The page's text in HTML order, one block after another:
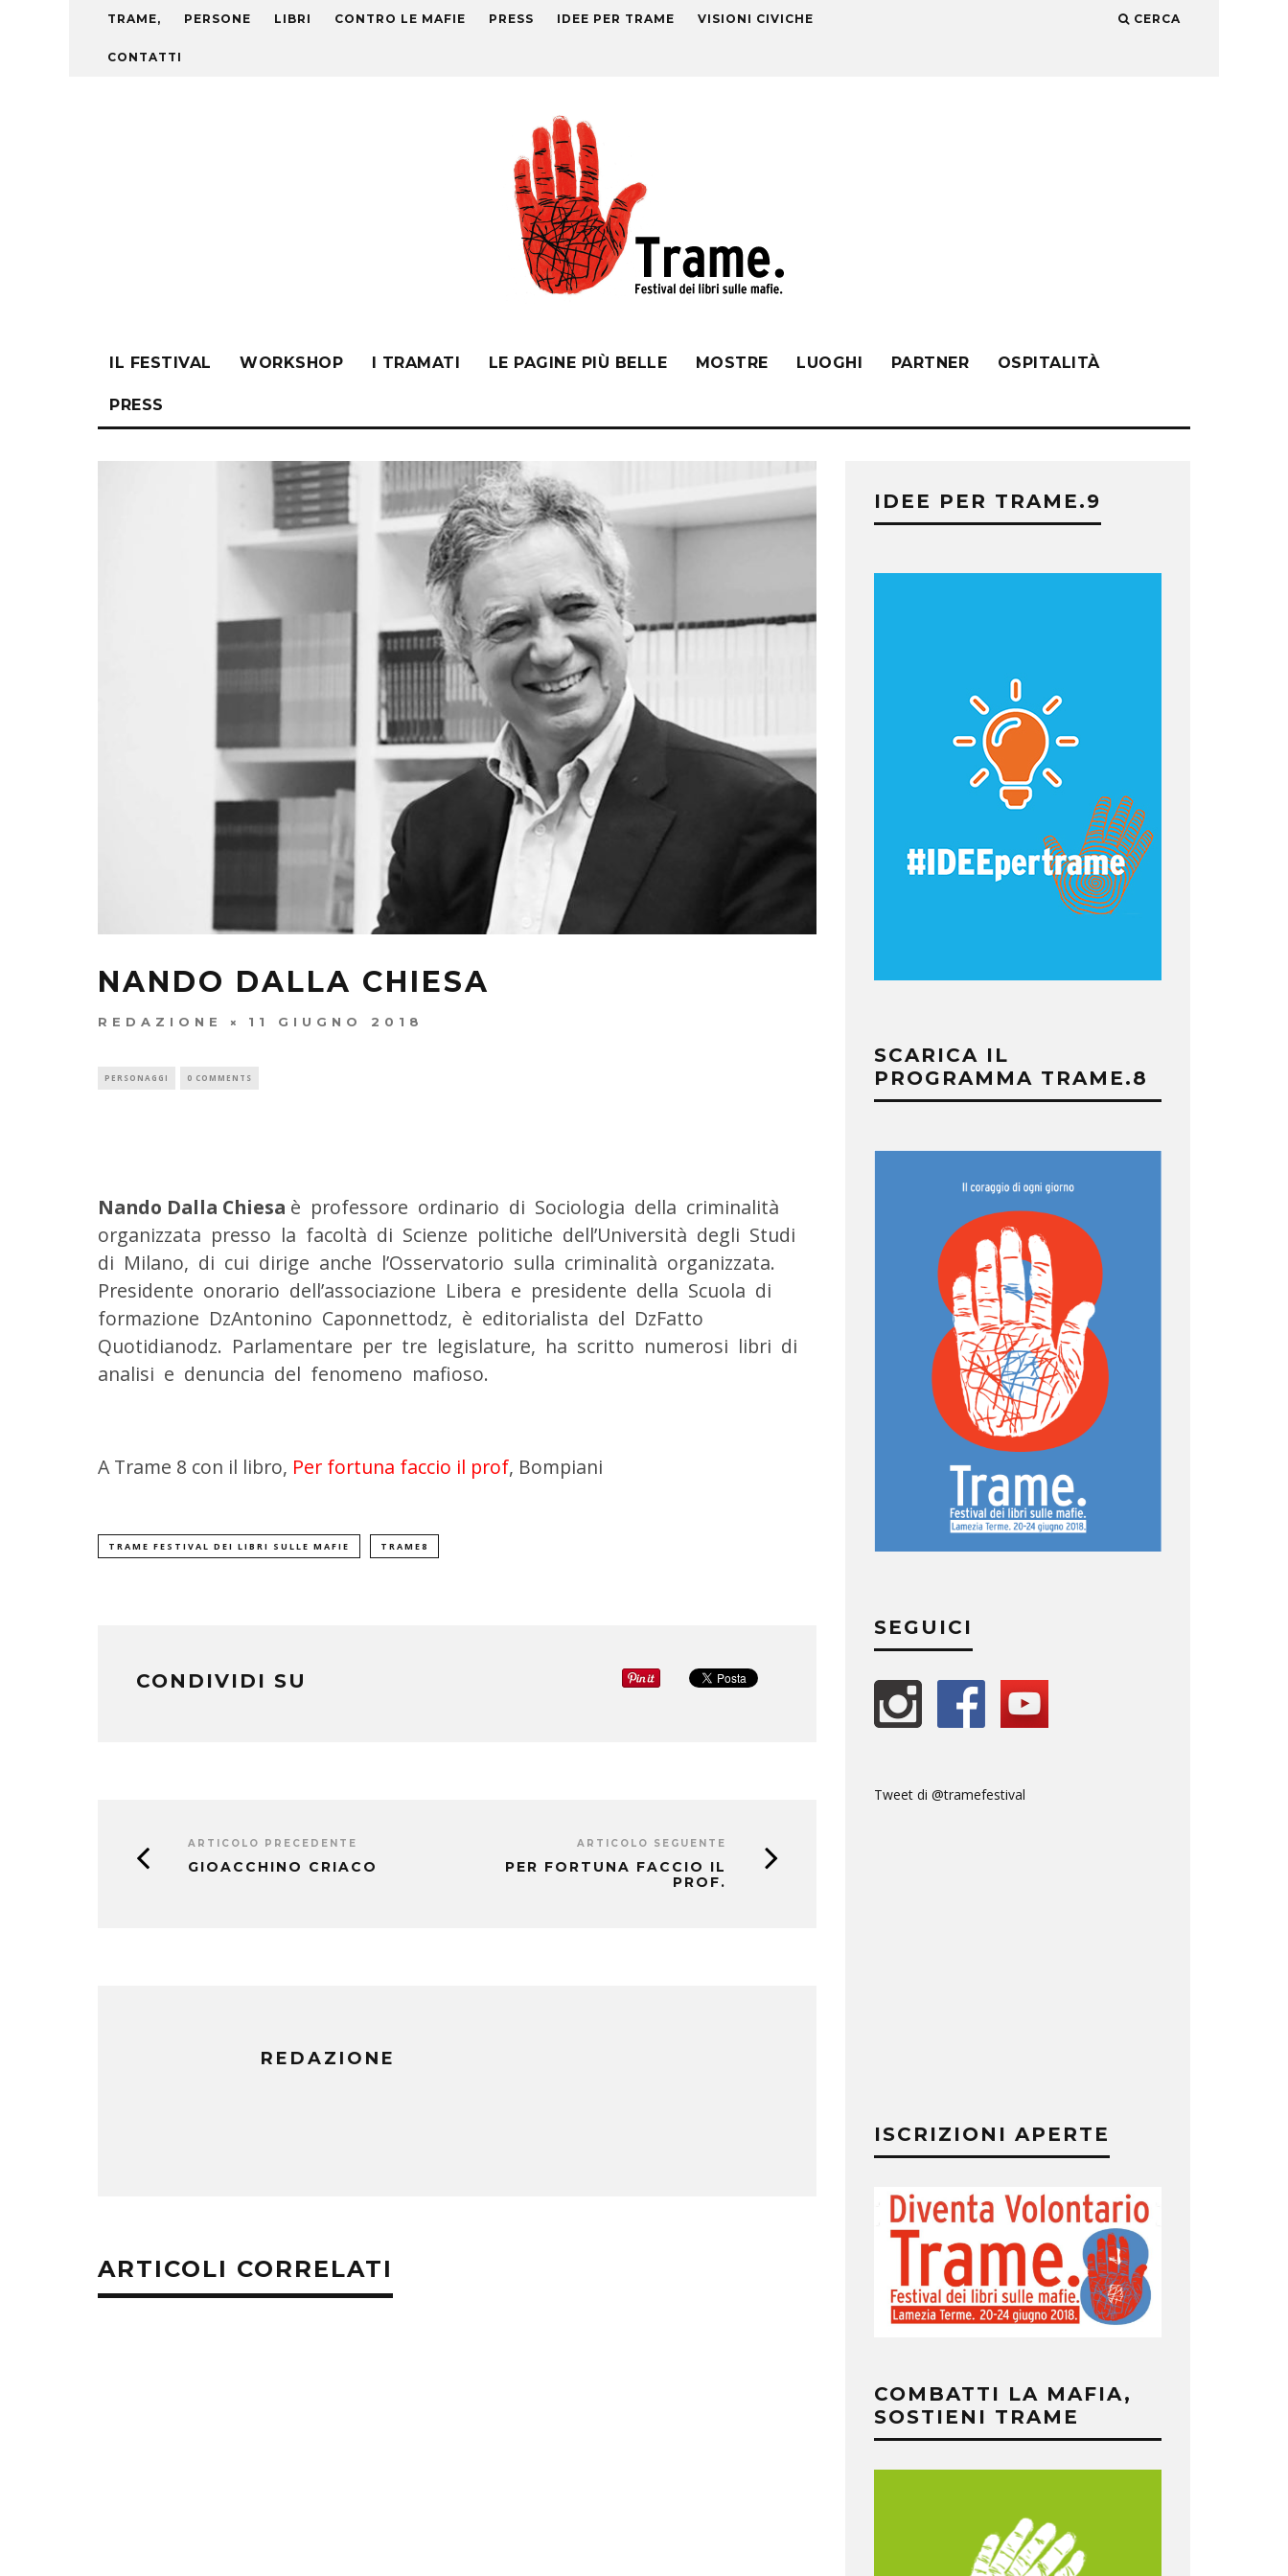
TRAME, PERSONE LIBRI CONTRO LE MAFIE PRESS IDEE PER TRAME VISIONI CIVICHE
CONTATTI
CERCA
IL FESTIVAL WORKSHOP I TRAMATI LE PAGINE PIÙ BELLE MOSTRE LUOGHI PARTNER OSPITALITÀ
PRESS
NANDO DALLA CHIESA
REDAZIONE 11 GIUGNO 2018
PERSONAGGI 0 COMMENTS
Nando Dalla Chiesa è professore ordinario di Sociologia della criminalità
organizzata presso la facoltà di Scienze politiche dell’Università degli Studi
di Milano, di cui dirige anche l’Osservatorio sulla criminalità organizzata.
Presidente onorario dell’associazione Libera e presidente della Scuola di
formazione DzAntonino Caponnettodz, è editorialista del DzFatto
Quotidianodz. Parlamentare per tre legislature, ha scritto numerosi libri di
analisi e denuncia del fenomeno mafioso.
A Trame 8 con il libro, Per fortuna faccio il prof, Bompiani
TRAME FESTIVAL DEI LIBRI SULLE MAFIE TRAME8
CONDIVIDI SU
ARTICOLO PRECEDENTE
GIOACCHINO CRIACO
ARTICOLO SEGUENTE
PER FORTUNA FACCIO IL
PROF.
REDAZIONE
ARTICOLI CORRELATI
IDEE PER TRAME.9
SCARICA IL
PROGRAMMA TRAME.8
SEGUICI
Tweet di @tramefestival
ISCRIZIONI APERTE
COMBATTI LA MAFIA,
SOSTIENI TRAME